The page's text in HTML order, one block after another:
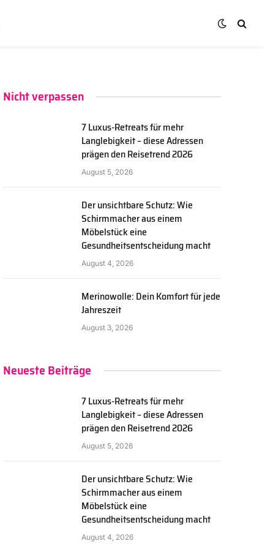
Nicht verpassen
7 Luxus-Retreats für mehr
Langlebigkeit – diese Adressen
prägen den Reisetrend 2026
August 5, 2026
Der unsichtbare Schutz: Wie
Schirmmacher aus einem
Möbelstück eine
Gesundheitsentscheidung macht
August 4, 2026
Merinowolle: Dein Komfort für jede
Jahreszeit
August 3, 2026
Neueste Beiträge
7 Luxus-Retreats für mehr
Langlebigkeit – diese Adressen
prägen den Reisetrend 2026
August 5, 2026
Der unsichtbare Schutz: Wie
Schirmmacher aus einem
Möbelstück eine
Gesundheitsentscheidung macht
August 4, 2026